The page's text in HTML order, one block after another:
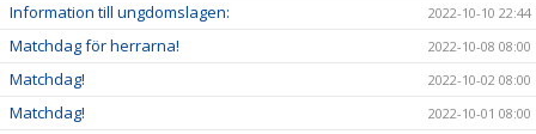
Information till ungdomslagen: 2022-10-10 22:44
Matchdag för herrarna! 2022-10-08 08:00
Matchdag! 2022-10-02 08:00
Matchdag! 2022-10-01 08:00